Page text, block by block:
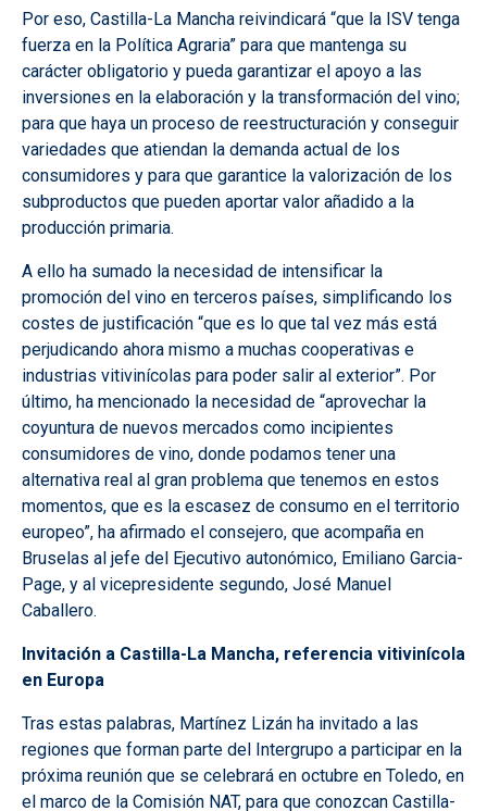
Por eso, Castilla-La Mancha reivindicará “que la ISV tenga
fuerza en la Política Agraria” para que mantenga su
carácter obligatorio y pueda garantizar el apoyo a las
inversiones en la elaboración y la transformación del vino;
para que haya un proceso de reestructuración y conseguir
variedades que atiendan la demanda actual de los
consumidores y para que garantice la valorización de los
subproductos que pueden aportar valor añadido a la
producción primaria.
A ello ha sumado la necesidad de intensificar la
promoción del vino en terceros países, simplificando los
costes de justificación “que es lo que tal vez más está
perjudicando ahora mismo a muchas cooperativas e
industrias vitivinícolas para poder salir al exterior”. Por
último, ha mencionado la necesidad de “aprovechar la
coyuntura de nuevos mercados como incipientes
consumidores de vino, donde podamos tener una
alternativa real al gran problema que tenemos en estos
momentos, que es la escasez de consumo en el territorio
europeo”, ha afirmado el consejero, que acompaña en
Bruselas al jefe del Ejecutivo autonómico, Emiliano Garcia-
Page, y al vicepresidente segundo, José Manuel
Caballero.
Invitación a Castilla-La Mancha, referencia vitivinícola
en Europa
Tras estas palabras, Martínez Lizán ha invitado a las
regiones que forman parte del Intergrupo a participar en la
próxima reunión que se celebrará en octubre en Toledo, en
el marco de la Comisión NAT, para que conozcan Castilla-